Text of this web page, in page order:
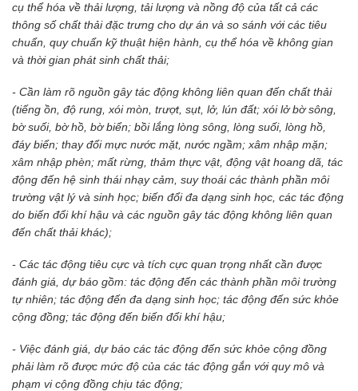
cụ thể hóa về thải lượng, tải lượng và nồng độ của tất cả các
thông số chất thải đặc trưng cho dự án và so sánh với các tiêu
chuẩn, quy chuẩn kỹ thuật hiện hành, cụ thể hóa về không gian
và thời gian phát sinh chất thải;
- Cần làm rõ nguồn gây tác động không liên quan đến chất thải
(tiếng ồn, độ rung, xói mòn, trượt, sụt, lở, lún đất; xói lở bờ sông,
bờ suối, bờ hồ, bờ biển; bồi lắng lòng sông, lòng suối, lòng hồ,
đáy biển; thay đổi mực nước mặt, nước ngầm; xâm nhập mặn;
xâm nhập phèn; mất rừng, thảm thực vật, động vật hoang dã, tác
động đến hệ sinh thái nhạy cảm, suy thoái các thành phần môi
trường vật lý và sinh học; biến đổi đa dạng sinh học, các tác động
do biến đổi khí hậu và các nguồn gây tác động không liên quan
đến chất thải khác);
- Các tác động tiêu cực và tích cực quan trọng nhất cần được
đánh giá, dự báo gồm: tác động đến các thành phần môi trường
tự nhiên; tác động đến đa dạng sinh học; tác động đến sức khỏe
cộng đồng; tác động đến biến đổi khí hậu;
- Việc đánh giá, dự báo các tác động đến sức khỏe cộng đồng
phải làm rõ được mức độ của các tác động gắn với quy mô và
phạm vi cộng đồng chịu tác động;